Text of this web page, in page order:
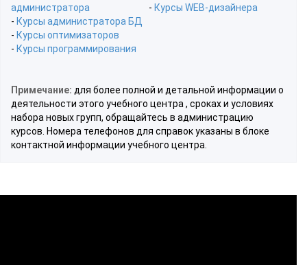
администратора
- Курсы администратора БД
- Курсы оптимизаторов
- Курсы программирования
- Курсы WEB-дизайнера
Примечание: для более полной и детальной информации о
деятельности этого учебного центра , сроках и условиях
набора новых групп, обращайтесь в администрацию
курсов. Номера телефонов для справок указаны в блоке
контактной информации учебного центра.